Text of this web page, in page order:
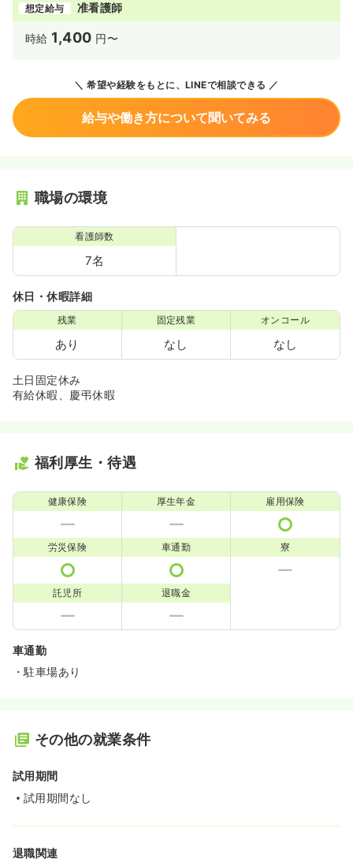
想定給与 准看護師
時給 1,400 円〜
希望や経験をもとに、LINEで相談できる
給与や働き方について聞いてみる
職場の環境
看護師数
7名
休日・休暇詳細
残業
あり
固定残業
なし
オンコール
なし
土日固定休み
有給休暇、慶弔休暇
福利厚生・待遇
健康保険 厚生年金 雇用保険
労災保険 車通勤 寮
託児所 退職金
車通勤
・駐車場あり
その他の就業条件
試用期間
試用期間なし
退職関連